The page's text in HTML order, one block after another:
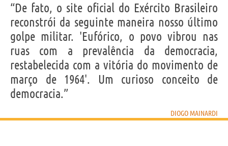
“De fato, o site oficial do Exército Brasileiro
reconstrói da seguinte maneira nosso último
golpe militar. 'Eufórico, o povo vibrou nas
ruas com a prevalência da democracia,
restabelecida com a vitória do movimento de
março de 1964'. Um curioso conceito de
democracia.”
DIOGO MAINARDI